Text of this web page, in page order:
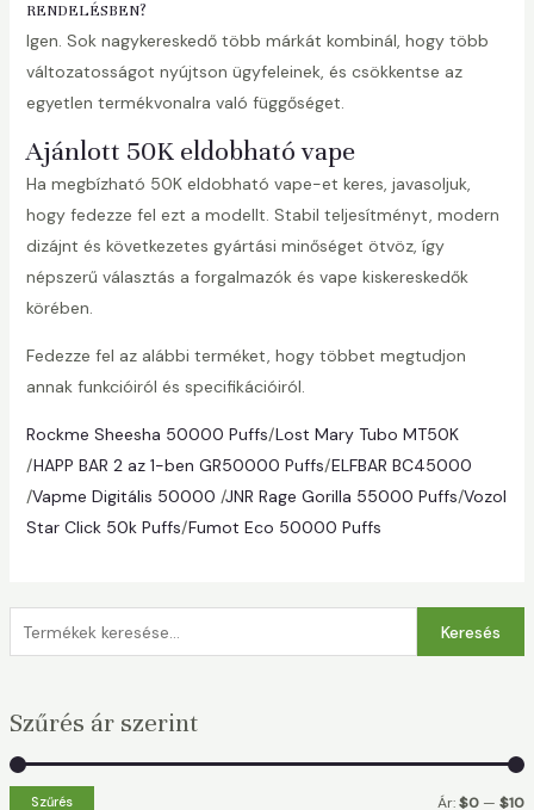
e
e
s
é
Keresés
Szűrés ár szerint
Szűrés Ár:$0 —$10
RENDELÉSBEN?
Igen. Sok nagykereskedő több márkát kombinál, hogy több
változatosságot nyújtson ügyfeleinek, és csökkentse az
egyetlen termékvonalra való függőséget.
Ajánlott 50K eldobható vape
Ha megbízható 50K eldobható vape-et keres, javasoljuk,
hogy fedezze fel ezt a modellt. Stabil teljesítményt, modern
dizájnt és következetes gyártási minőséget ötvöz, így
népszerű választás a forgalmazók és vape kiskereskedők
körében.
Fedezze fel az alábbi terméket, hogy többet megtudjon
annak funkcióiról és specifikációiról.
Rockme Sheesha 50000 Puffs/Lost Mary Tubo MT50K
/HAPP BAR 2 az 1-ben GR50000 Puffs/ELFBAR BC45000
/Vapme Digitális 50000 /JNR Rage Gorilla 55000 Puffs/Vozol
Star Click 50k Puffs/Fumot Eco 50000 Puffs